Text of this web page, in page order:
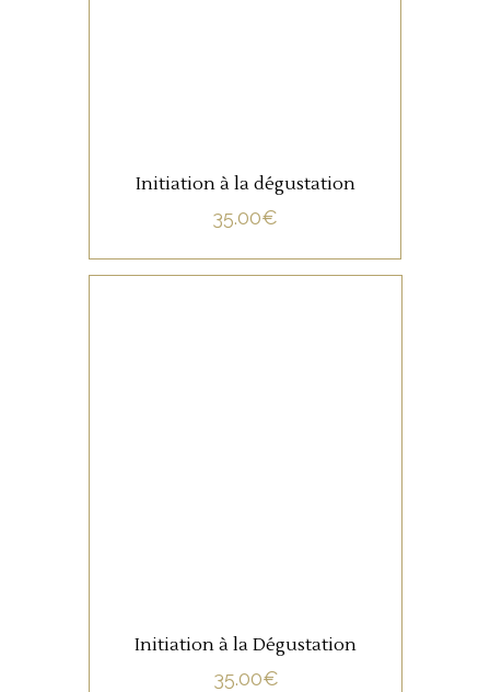
Initiation à la dégustation
35.00€
Initiation à la Dégustation
35.00€